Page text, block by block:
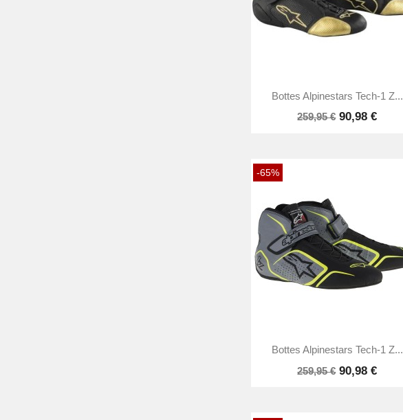
Aperçu rapide
Bottes Alpinestars Tech-1 Z...
259,95 € 90,98 €
-65%
Aperçu rapide
Bottes Alpinestars Tech-1 Z...
259,95 € 90,98 €